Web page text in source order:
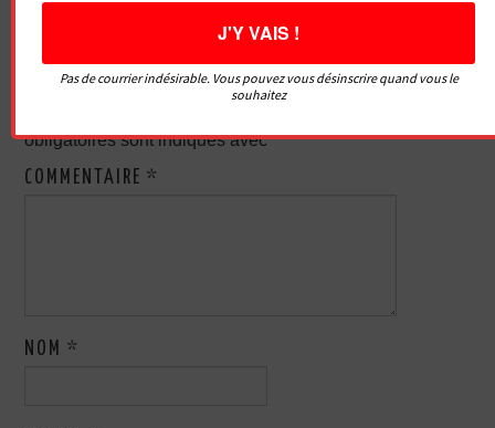
LAISSER UN COMMENTAIRE
obligatoires sont indiqués avec*
COMMENTAIRE*
NOM*
Pas de courrier indésirable. Vous pouvez vous désinscrire quand vous le
souhaitez